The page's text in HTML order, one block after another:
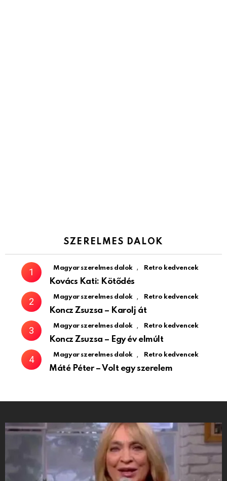
SZERELMES DALOK
Magyar szerelmes dalok , Retro kedvencek
Kovács Kati: Kötődés
Magyar szerelmes dalok , Retro kedvencek
Koncz Zsuzsa – Karolj át
Magyar szerelmes dalok , Retro kedvencek
Koncz Zsuzsa – Egy év elmúlt
Magyar szerelmes dalok , Retro kedvencek
Máté Péter – Volt egy szerelem